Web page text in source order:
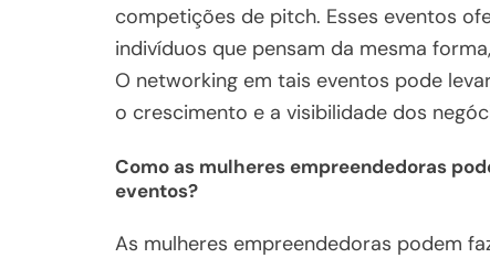
competições de pitch. Esses eventos
indivíduos que pensam da mesma
O networking em tais eventos pode
o crescimento e a visibilidade dos
Como as mulheres empreendedoras
eventos?
As mulheres empreendedoras podem